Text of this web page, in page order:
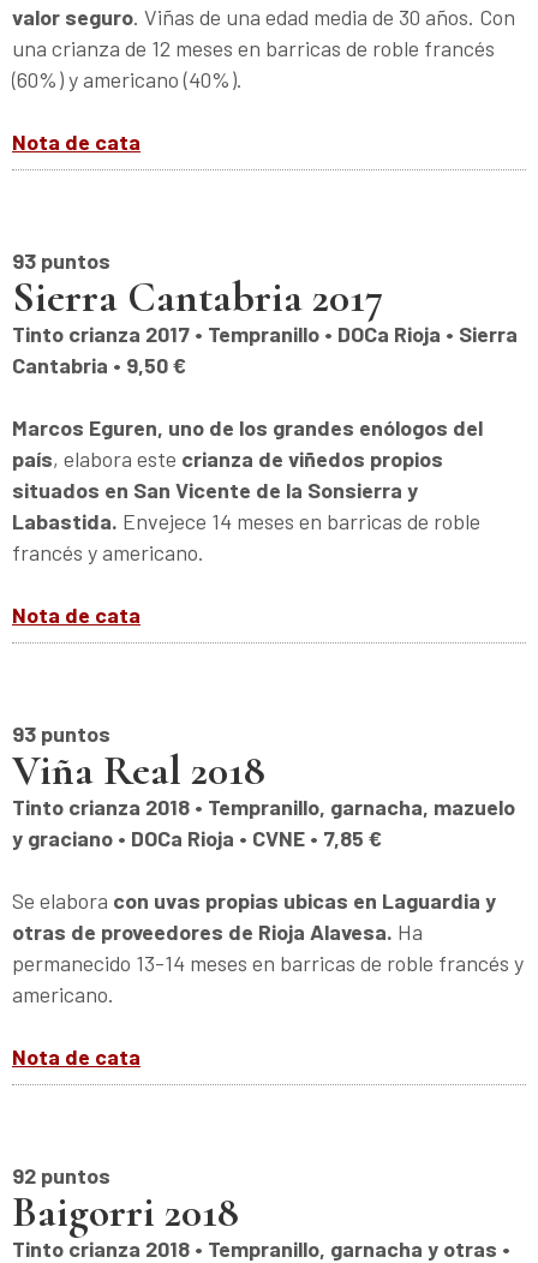
valor seguro. Viñas de una edad media de 30 años. Con
una crianza de 12 meses en barricas de roble francés
(60%) y americano (40%).
Nota de cata
93 puntos
Sierra Cantabria 2017
Tinto crianza 2017 • Tempranillo • DOCa Rioja • Sierra
Cantabria • 9,50 €
Marcos Eguren, uno de los grandes enólogos del
país, elabora este crianza de viñedos propios
situados en San Vicente de la Sonsierra y
Labastida. Envejece 14 meses en barricas de roble
francés y americano.
Nota de cata
93 puntos
Viña Real 2018
Tinto crianza 2018 • Tempranillo, garnacha, mazuelo
y graciano • DOCa Rioja • CVNE • 7,85 €
Se elabora con uvas propias ubicas en Laguardia y
otras de proveedores de Rioja Alavesa. Ha
permanecido 13-14 meses en barricas de roble francés y
americano.
Nota de cata
92 puntos
Baigorri 2018
Tinto crianza 2018 • Tempranillo, garnacha y otras •